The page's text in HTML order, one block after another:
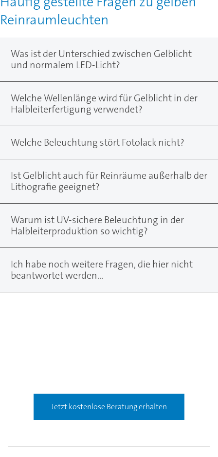
Reinraumleuchten
Was ist der Unterschied zwischen Gelblicht
und normalem LED-Licht?
Welche Wellenlänge wird für Gelblicht in der
Halbleiterfertigung verwendet?
Welche Beleuchtung stört Fotolack nicht?
Ist Gelblicht auch für Reinräume außerhalb der
Lithografie geeignet?
Warum ist UV-sichere Beleuchtung in der
Halbleiterproduktion so wichtig?
Ich habe noch weitere Fragen, die hier nicht
beantwortet werden...
Jetzt kostenlose Beratung erhalten